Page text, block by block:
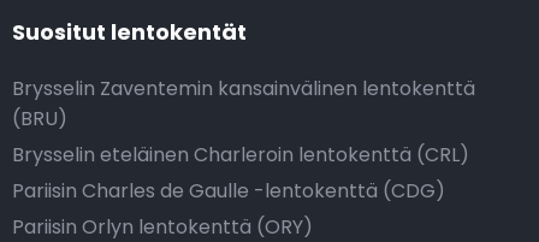
Suositut lentokentät
Brysselin Zaventemin kansainvälinen lentokenttä
(BRU)
Brysselin eteläinen Charleroin lentokenttä (CRL)
Pariisin Charles de Gaulle -lentokenttä (CDG)
Pariisin Orlyn lentokenttä (ORY)